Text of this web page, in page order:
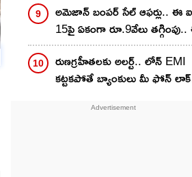
అమెజాన్ బంపర్ సేల్ ఆఫర్లు.. ఈ
15పై ఏకంగా రూ.9వేలు
అసలు మిస్ చేయొద్దు..!
రుణగ్రహీతలకు అలర్ట్.. లోన్ EMI
కట్టకపోతే బ్యాంకులు మీ ఫోన్ లాక్